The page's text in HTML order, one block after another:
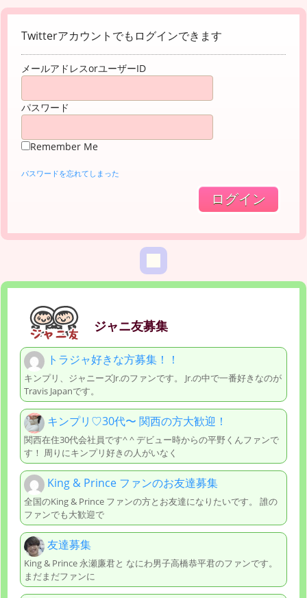
Twitterアカウントでもログインできます
メールアドレスorユーザーID
パスワード
Remember Me
パスワードを忘れてしまった
ジャニ友募集
トラジャ好きな方募集！！
キンプリ、ジャニーズJr.のファンです。 Jr.の中で一番好きなのが
Travis Japanです。
キンプリ♡30代〜 関西の方大歓迎！
関西在住30代会社員です^ ^ デビュー時からの平野くんファンで
す！ 周りにキンプリ好きの人がいなく
King & Prince ファンのお友達募集
全国のKing & Prince ファンの方とお友達になりたいです。 誰の
ファンでも大歓迎で
友達募集
King & Prince 永瀬廉君と なにわ男子高橋恭平君のファンです。
まだまだファンに